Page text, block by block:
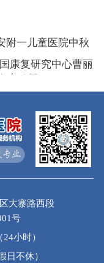
附一儿童医院中秋
康复研究中心曹丽
大寨路西段
号
小时）
日不休）